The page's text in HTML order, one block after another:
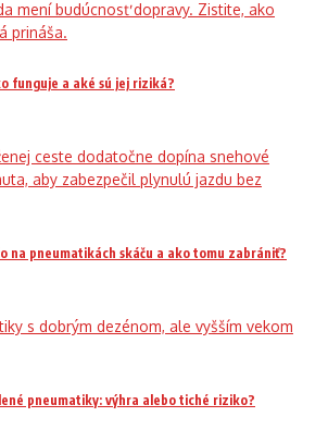
funguje a aké sú jej riziká?
na pneumatikách skáču a ako tomu zabrániť?
pneumatiky: výhra alebo tiché riziko?